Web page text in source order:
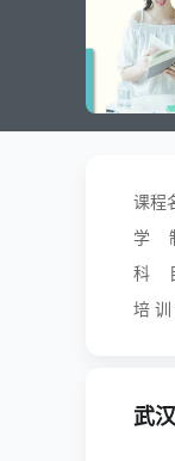
课程
学
科
培
武